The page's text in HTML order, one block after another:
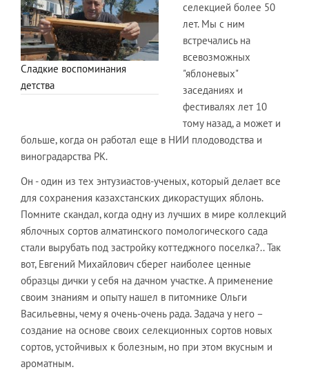
Сладкие воспоминания
детства
селекцией более 50
лет. Мы с ним
встречались на
всевозможных
"яблоневых"
заседаниях и
фестивалях лет 10
тому назад, а может и
больше, когда он работал еще в НИИ плодоводства и
виноградарства РК.
Он - один из тех энтузиастов-ученых, который делает все
для сохранения казахстанских дикорастущих яблонь.
Помните скандал, когда одну из лучших в мире коллекций
яблочных сортов алматинского помологического сада
стали вырубать под застройку коттеджного поселка?.. Так
вот, Евгений Михайлович сберег наиболее ценные
образцы дички у себя на дачном участке. А применение
своим знаниям и опыту нашел в питомнике Ольги
Васильевны, чему я очень-очень рада. Задача у него –
создание на основе своих селекционных сортов новых
сортов, устойчивых к болезным, но при этом вкусным и
ароматным.